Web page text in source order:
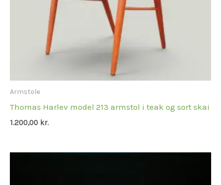
Armstole
Thomas Harlev model 213 armstol i teak og sort skai
1.200,00 kr.